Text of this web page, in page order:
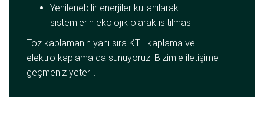
Yenilenebilir enerjiler kullanılarak
sistemlerin ekolojik olarak ısıtılması
Toz kaplamanın yanı sıra KTL kaplama ve
elektro kaplama da sunuyoruz. Bizimle iletişime
geçmeniz yeterli.